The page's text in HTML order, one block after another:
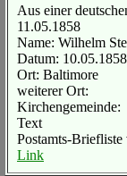
Aus einer
11.05.1858
Name: Wilhelm
Datum: 10.05.1858
Ort: Baltimore
weiterer Ort:
Kirchengemeinde:
Text
Postamts-
Link